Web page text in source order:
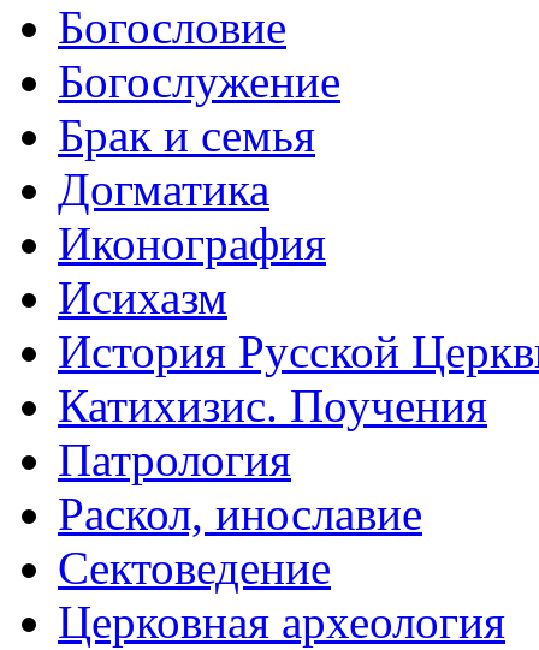
Богословие
Богослужение
Брак и семья
Догматика
Иконография
Исихазм
История Русской
Катихизис. Поучения
Патрология
Раскол, инославие
Сектоведение
Церковная археология